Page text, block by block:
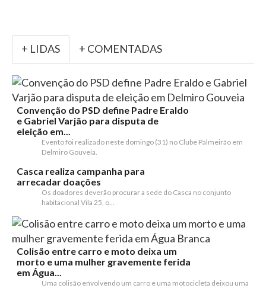
+ LIDAS + COMENTADAS
Convenção do PSD define Padre Eraldo
e Gabriel Varjão para disputa de
eleição em...
Evento foi realizado neste domingo (31) no Clube Palmeirão em
Delmiro Gouveia.
Casca realiza campanha para
arrecadar doações
Os doadores deverão procurar a sede do Casca no conjunto
habitacional Vila 25, o...
Colisão entre carro e moto deixa um
morto e uma mulher gravemente ferida
em Água...
Uma colisão envolvendo um carro e uma motocicleta deixou uma